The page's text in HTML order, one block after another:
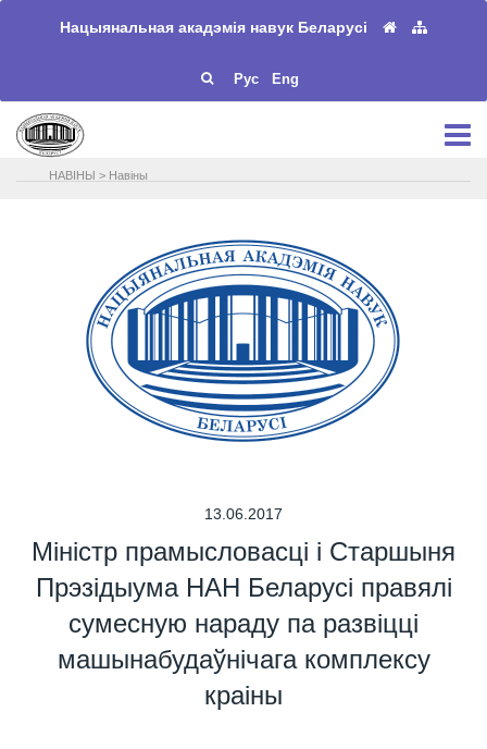
Нацыянальная акадэмія навук Беларусі
Рус Eng
НАВIНЫ > Навіны
13.06.2017
Міністр прамысловасці і Старшыня
Прэзідыума НАН Беларусі правялі
сумесную нараду па развіцці
машынабудаўнічага комплексу
краіны